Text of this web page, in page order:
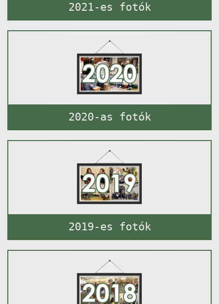
2021-es fotók
2020-as fotók
2019-es fotók